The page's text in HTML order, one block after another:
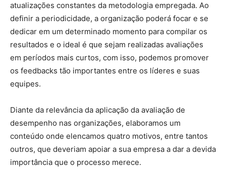
atualizações constantes da metodologia empregada. Ao
definir a periodicidade, a organização poderá focar e se
dedicar em um determinado momento para compilar os
resultados e o ideal é que sejam realizadas avaliações
em períodos mais curtos, com isso, podemos promover
os feedbacks tão importantes entre os líderes e suas
equipes.
Diante da relevância da aplicação da avaliação de
desempenho nas organizações, elaboramos um
conteúdo onde elencamos quatro motivos, entre tantos
outros, que deveriam apoiar a sua empresa a dar a devida
importância que o processo merece.